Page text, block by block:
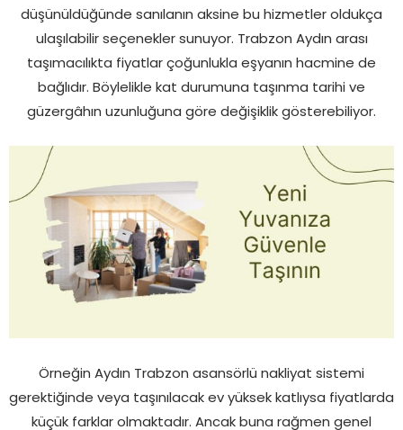
düşünüldüğünde sanılanın aksine bu hizmetler oldukça
ulaşılabilir seçenekler sunuyor. Trabzon Aydın arası
taşımacılıkta fiyatlar çoğunlukla eşyanın hacmine de
bağlıdır. Böylelikle kat durumuna taşınma tarihi ve
güzergâhın uzunluğuna göre değişiklik gösterebiliyor.
Örneğin Aydın Trabzon asansörlü nakliyat sistemi
gerektiğinde veya taşınılacak ev yüksek katlıysa fiyatlarda
küçük farklar olmaktadır. Ancak buna rağmen genel